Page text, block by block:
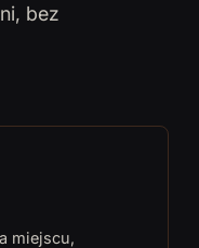
bez
miejscu,